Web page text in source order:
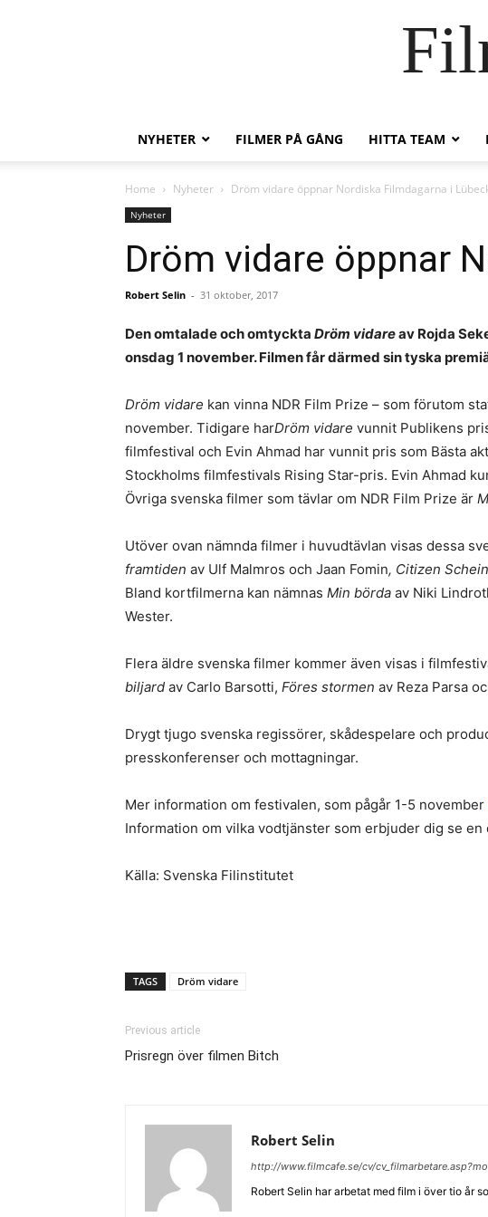
NYHETER FILMER PÅ GÅNG HITTA TEAM
Home Nyheter Dröm vidare öppnar Nordiska Filmdagarna i
Nyheter
Dröm vidare öppnar
Robert Selin - 31 oktober, 2017
Den omtalade och omtyckta Dröm vidareav Rojda
onsdag 1 november. Filmen får därmed sin tyska
Dröm vidare kan vinna NDR Film Prize – som förutom
november. Tidigare harDröm vidare vunnit Publikens
filmfestival och Evin Ahmad har vunnit pris som Bästa
Stockholms filmfestivals Rising Star-pris. Evin Ahmad
Övriga svenska filmer som tävlar om NDR Film Prize är
Utöver ovan nämnda filmer i huvudtävlan visas dessa
framtiden av Ulf Malmros och Jaan Fomin, Citizen Schein
Bland kortfilmerna kan nämnas Min börda av Niki
Wester.
Flera äldre svenska filmer kommer även visas i
biljard av Carlo Barsotti, Föres stormen av Reza Parsa
Drygt tjugo svenska regissörer, skådespelare och
presskonferenser och mottagningar.
Mer information om festivalen, som pågår 1-5 november
Information om vilka vodtjänster som erbjuder dig se en
Källa: Svenska Filinstitutet
TAGS Dröm vidare
Previous article
Prisregn över filmen Bitch
Robert Selin
http://www.filmcafe.se/cv/
Robert Selin har arbetat med film i över tio år